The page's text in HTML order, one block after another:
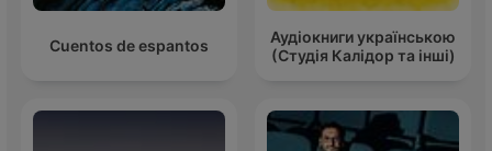
Cuentos de espantos
Аудіокниги українською
(Студія Калідор та інші)